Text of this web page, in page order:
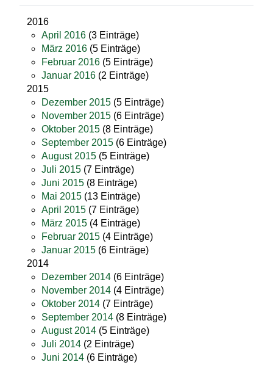
2016
April 2016 (3 Einträge)
März 2016 (5 Einträge)
Februar 2016 (5 Einträge)
Januar 2016 (2 Einträge)
2015
Dezember 2015 (5 Einträge)
November 2015 (6 Einträge)
Oktober 2015 (8 Einträge)
September 2015 (6 Einträge)
August 2015 (5 Einträge)
Juli 2015 (7 Einträge)
Juni 2015 (8 Einträge)
Mai 2015 (13 Einträge)
April 2015 (7 Einträge)
März 2015 (4 Einträge)
Februar 2015 (4 Einträge)
Januar 2015 (6 Einträge)
2014
Dezember 2014 (6 Einträge)
November 2014 (4 Einträge)
Oktober 2014 (7 Einträge)
September 2014 (8 Einträge)
August 2014 (5 Einträge)
Juli 2014 (2 Einträge)
Juni 2014 (6 Einträge)